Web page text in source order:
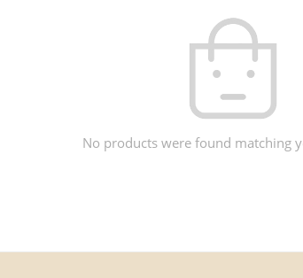
No products were found matching